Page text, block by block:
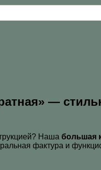
—
Наша большая
фактура и